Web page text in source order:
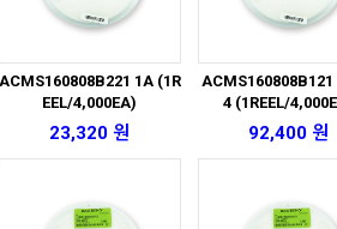
ACMS160808B221 1A (1R
EEL/4,000EA)
23,320 원
ACMS160808B121
4 (1REEL/
92,400 원